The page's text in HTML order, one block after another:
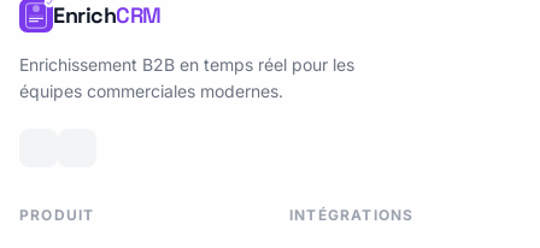
EnrichCRM
Enrichissement B2B en temps réel pour les
équipes commerciales modernes.
PRODUIT INTÉGRATIONS